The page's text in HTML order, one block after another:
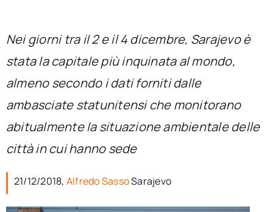
Sezioni
Cerca
per:
Newsletter
Nei giorni tra il 2 e il 4 dicembre, Sarajevo è
stata la capitale più inquinata al mondo,
almeno secondo i dati forniti dalle
ambasciate statunitensi che monitorano
abitualmente la situazione ambientale delle
città in cui hanno sede
21/12/2018, Alfredo SassoSarajevo